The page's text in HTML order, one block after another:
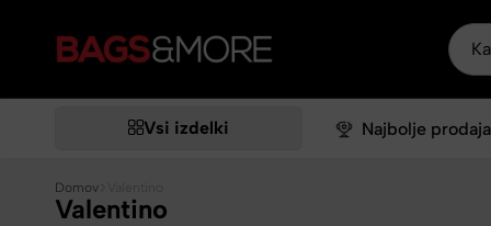
Vsi izdelki Najbolje
Valentino
Domov